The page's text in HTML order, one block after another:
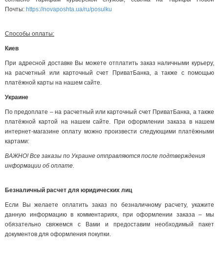
Почты: https://novaposhta.ua/ru/posulku
Способы оплаты:
Киев
При адресной доставке Вы можете отплатить заказ наличными курьеру,
на расчетный или карточный счет ПриватБанка, а также с помощью
платёжной карты на нашем сайте.
Украине
По предоплате – на расчетный или карточный счет ПриватБанка, а также
платёжной картой на нашем сайте. При оформлении заказа в нашем
интернет-магазине оплату можно произвести следующими платёжными
картами:
ВАЖНО! Все заказы по Украине отправляются после подтверждения
информации об оплате.
Безналичный расчет для юридических лиц
Если Вы желаете оплатить заказ по безналичному расчету, укажите
данную информацию в комментариях, при оформлении заказа – мы
обязательно свяжемся с Вами и предоставим необходимый пакет
документов для оформления покупки.